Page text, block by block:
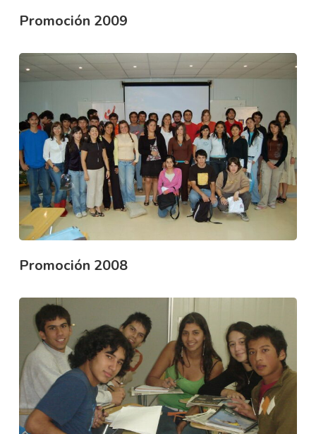
Promoción 2009
Promoción 2008